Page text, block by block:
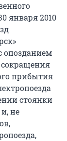
января 2010
опозданием
прибытия
стоянки
не